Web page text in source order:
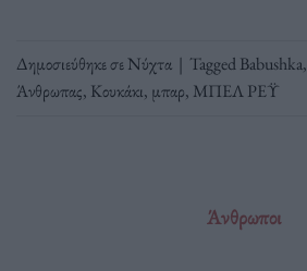
Δημοσιεύθηκε σεΝύχτα | TaggedBabushka,
Άνθρωπας, Κουκάκι, μπαρ, ΜΠΕΛ ΡΕΫ
Άνθρωποι